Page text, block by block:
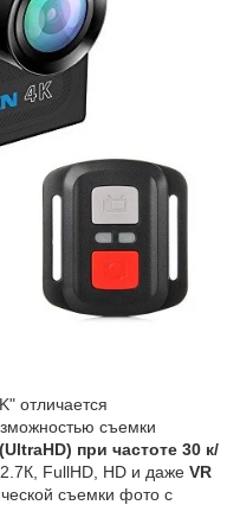
отличается
съемки
при частоте 30 к/
FullHD, HD и даже VR
съемки фото с